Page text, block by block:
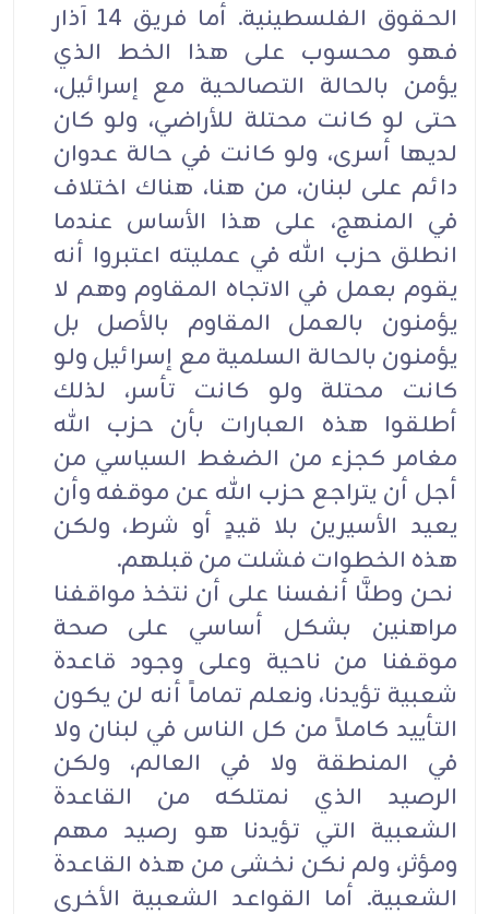
الحقوق الفلسطينية. أما فريق 14 آذار
فهو محسوب على هذا الخط الذي
يؤمن بالحالة التصالحية مع إسرائيل،
حتى لو كانت محتلة للأراضي، ولو كان
لديها أسرى، ولو كانت في حالة عدوان
دائم على لبنان، من هنا، هناك اختلاف
في المنهج، على هذا الأساس عندما
انطلق حزب الله في عمليته اعتبروا أنه
يقوم بعمل في الاتجاه المقاوم وهم لا
يؤمنون بالعمل المقاوم بالأصل بل
يؤمنون بالحالة السلمية مع إسرائيل ولو
كانت محتلة ولو كانت تأسر، لذلك
أطلقوا هذه العبارات بأن حزب الله
مغامر كجزء من الضغط السياسي من
أجل أن يتراجع حزب الله عن موقفه وأن
يعيد الأسيرين بلا قيدٍ أو شرط، ولكن
هذه الخطوات فشلت من قبلهم.
نحن وطنَّا أنفسنا على أن نتخذ مواقفنا
مراهنين بشكل أساسي على صحة
موقفنا من ناحية وعلى وجود قاعدة
شعبية تؤيدنا، ونعلم تماماً أنه لن يكون
التأييد كاملاً من كل الناس في لبنان ولا
في المنطقة ولا في العالم، ولكن
الرصيد الذي نمتلكه من القاعدة
الشعبية التي تؤيدنا هو رصيد مهم
ومؤثر، ولم نكن نخشى من هذه القاعدة
الشعبية. أما القواعد الشعبية الأخرى